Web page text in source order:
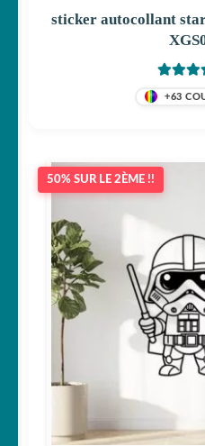
sticker autocollant
+63
50% SUR LE 2ÈME !!